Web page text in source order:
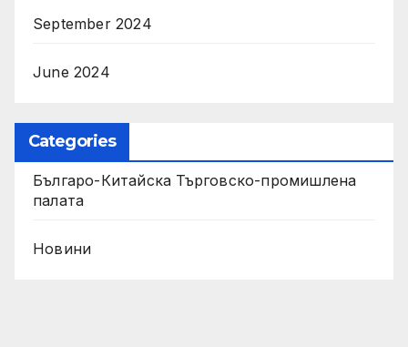
September 2024
June 2024
Categories
Българо-Китайска Търговско-промишлена
палaта
Новини